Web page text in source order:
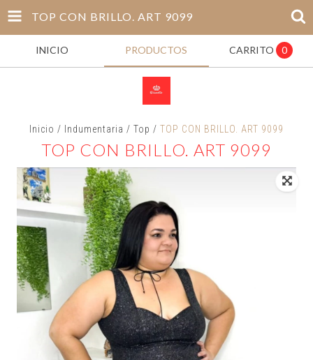
TOP CON BRILLO. ART 9099
INICIO PRODUCTOS CARRITO 0
Inicio / Indumentaria / Top / TOP CON BRILLO. ART 9099
TOP CON BRILLO. ART 9099